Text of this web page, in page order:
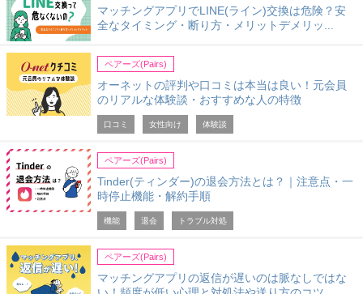
マッチングアプリでLINE(ライン)交換は危険？安
全なタイミング・断り方・メリットデメリッ...
ペアーズ(Pairs)
オーネットの評判や口コミは本当は良い！元会員
のリアルな体験談・おすすめな人の特徴
口コミ 女性向け 体験談
ペアーズ(Pairs)
Tinder(ティンダー)の退会方法とは？｜注意点・一
時停止機能・解約手順
機能 退会 トラブル対処
ペアーズ(Pairs)
マッチングアプリの返信が遅いのは脈なしではな